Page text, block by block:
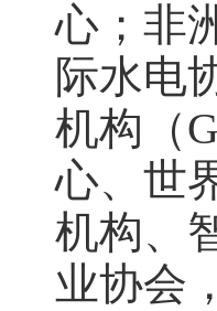
心；非
际水电
机构（
心、世
机构、
业协会